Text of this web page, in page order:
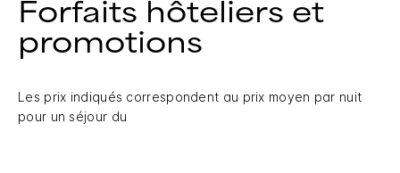
Forfaits hôteliers et
promotions
Les prix indiqués correspondent au prix moyen par nuit
pour un séjour du